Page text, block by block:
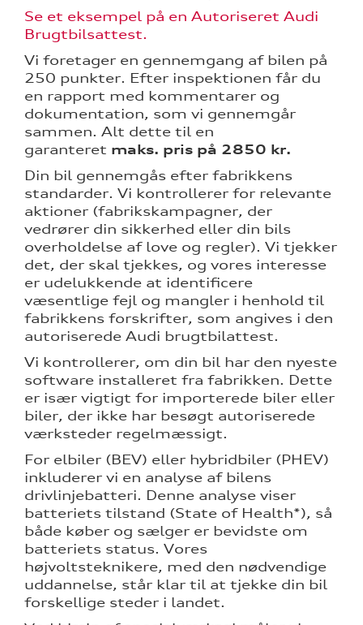
Se et eksempel på en Autoriseret Audi
Brugtbilsattest.
Vi foretager en gennemgang af bilen på
250 punkter. Efter inspektionen får du
en rapport med kommentarer og
dokumentation, som vi gennemgår
sammen. Alt dette til en
garanteret maks. pris på 2850 kr.
Din bil gennemgås efter fabrikkens
standarder. Vi kontrollerer for relevante
aktioner (fabrikskampagner, der
vedrører din sikkerhed eller din bils
overholdelse af love og regler). Vi tjekker
det, der skal tjekkes, og vores interesse
er udelukkende at identificere
væsentlige fejl og mangler i henhold til
fabrikkens forskrifter, som angives i den
autoriserede Audi brugtbilattest.
Vi kontrollerer, om din bil har den nyeste
software installeret fra fabrikken. Dette
er især vigtigt for importerede biler eller
biler, der ikke har besøgt autoriserede
værksteder regelmæssigt.
For elbiler (BEV) eller hybridbiler (PHEV)
inkluderer vi en analyse af bilens
drivlinjebatteri. Denne analyse viser
batteriets tilstand (State of Health*), så
både køber og sælger er bevidste om
batteriets status. Vores
højvoltsteknikere, med den nødvendige
uddannelse, står klar til at tjekke din bil
forskellige steder i landet.